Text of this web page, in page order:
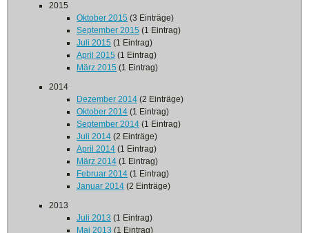
2015
Oktober 2015 (3 Einträge)
September 2015 (1 Eintrag)
Juli 2015 (1 Eintrag)
April 2015 (1 Eintrag)
März 2015 (1 Eintrag)
2014
Dezember 2014 (2 Einträge)
Oktober 2014 (1 Eintrag)
September 2014 (1 Eintrag)
Juli 2014 (2 Einträge)
April 2014 (1 Eintrag)
März 2014 (1 Eintrag)
Februar 2014 (1 Eintrag)
Januar 2014 (2 Einträge)
2013
Juli 2013 (1 Eintrag)
Mai 2013 (1 Eintrag)